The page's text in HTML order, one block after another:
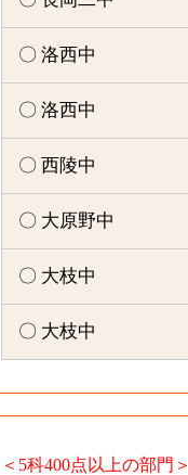
〇 洛西中
〇 洛西中
〇 西陵中
〇 大原野中
〇 大枝中
〇 大枝中
＜5科400点以上の部門＞